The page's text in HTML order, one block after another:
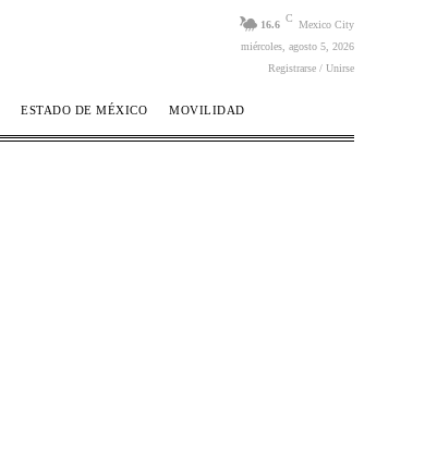
16.6
C
Mexico City
miércoles, agosto 5, 2026
Registrarse / Unirse
ESTADO DE MÉXICO MOVILIDAD